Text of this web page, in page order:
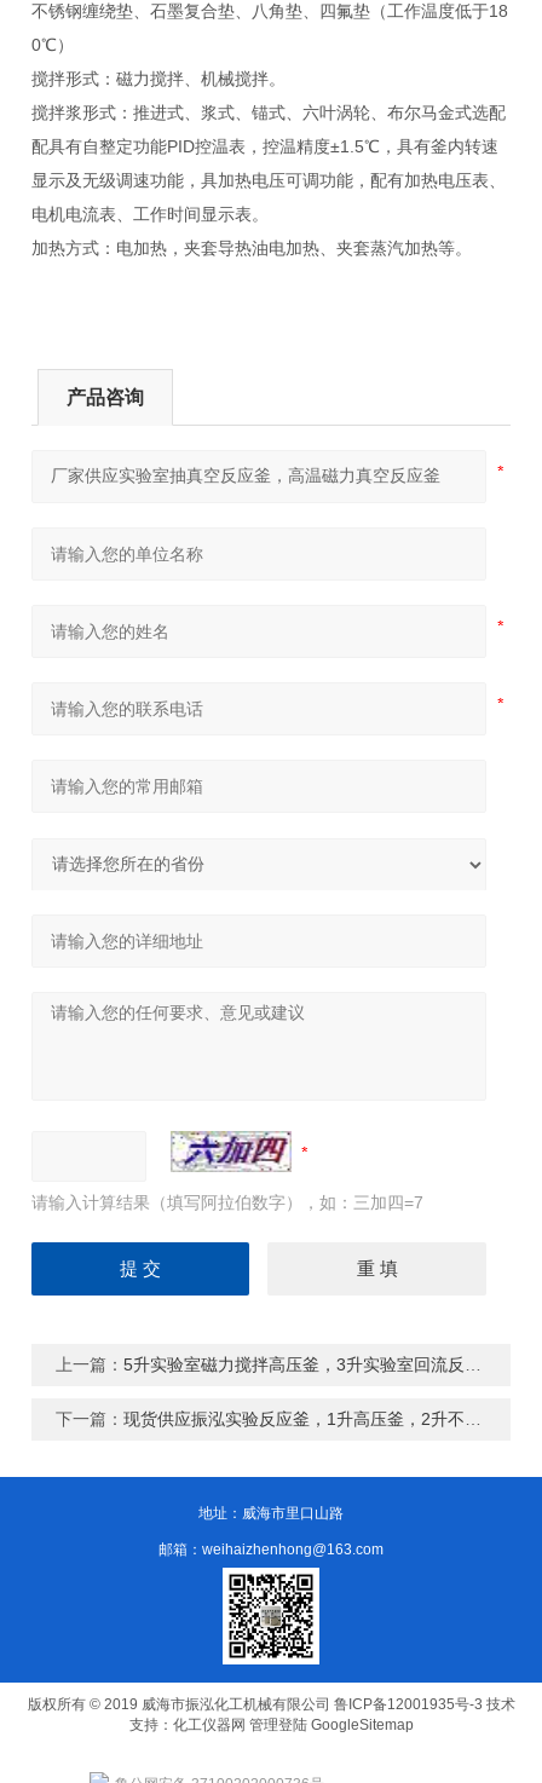
不锈钢缠绕垫、石墨复合垫、八角垫、四氟垫（工作温度低于18
0℃）
搅拌形式：磁力搅拌、机械搅拌。
搅拌浆形式：推进式、浆式、锚式、六叶涡轮、布尔马金式选配
配具有自整定功能PID控温表，控温精度±1.5℃，具有釜内转速
显示及无级调速功能，具加热电压可调功能，配有加热电压表、
电机电流表、工作时间显示表。
加热方式：电加热，夹套导热油电加热、夹套蒸汽加热等。
产品咨询
请输入计算结果（填写阿拉伯数字），如：三加四=7
上一篇：5升实验室磁力搅拌高压釜，3升实验室回流反应釜
下一篇：现货供应振泓实验反应釜，1升高压釜，2升不锈钢反应釜
地址：威海市里口山路
邮箱：weihaizhenhong@163.com
版权所有 © 2019 威海市振泓化工机械有限公司 鲁ICP备12001935号-3 技术
支持： 化工仪器网 管理登陆 GoogleSitemap